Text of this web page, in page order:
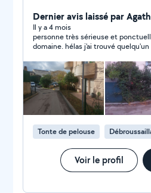
projets. -Elagage d'entretien
risques -Abattage de toutes tailles, en rétention si
danger à proximité, nacelle
Cerclage de palmier. -
terrain -Debroussaillage ronce, herbes hautes, friche -
Tonte avec tracteur autoporté -Taille de
Debroussaillement OLD(
vos bâtiments, maisons,
treille -Toiture végétalisé -Gestion des végétaux,
possibilité de broyé avec
accès les plus difficiles -Bucheronnage -Interventions
d'urgence à toutes heures. Et bien plus encore.
Couverts avec une
Aucune surprise. Vous pouvez bénéficier d'un crédit
Dernier avis laissé par
Il y a 4 mois
personne très sérieuse et ponctuelle, vraiment pro dans
domaine. hélas j'ai trouvé quelqu'un qui était disponible dès ce
Tonte de pelouse
Voir le profil